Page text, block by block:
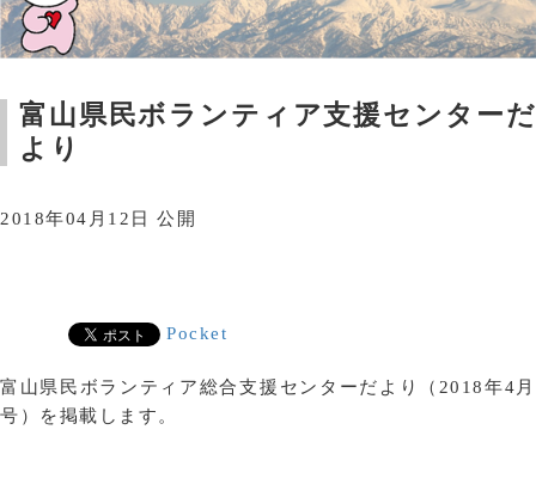
富山県民ボランティア支援センターだ
より
2018年04月12日 公開
Pocket
富山県民ボランティア総合支援センターだより（2018年4月
号）を掲載します。